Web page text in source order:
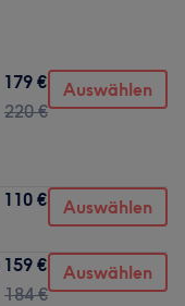
179 €
220 €
Auswählen
110 € Auswählen
159 €
184 €
Auswählen